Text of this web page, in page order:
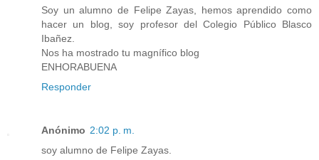
Soy un alumno de Felipe Zayas, hemos aprendido como
hacer un blog, soy profesor del Colegio Público Blasco
Ibañez.
Nos ha mostrado tu magnífico blog
ENHORABUENA
Responder
Anónimo 2:02 p. m.
soy alumno de Felipe Zayas.